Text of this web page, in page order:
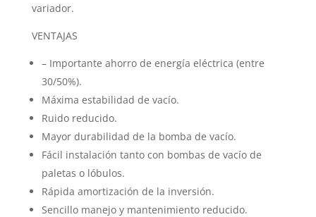
variador.
VENTAJAS
– Importante ahorro de energía eléctrica (entre
30/50%).
Máxima estabilidad de vacío.
Ruido reducido.
Mayor durabilidad de la bomba de vacío.
Fácil instalación tanto con bombas de vacío de
paletas o lóbulos.
Rápida amortización de la inversión.
Sencillo manejo y mantenimiento reducido.